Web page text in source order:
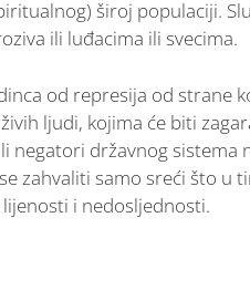
široj populaciji.
ili luđacima ili svecima.
od represija od strane
ljudi, kojima će biti
negatori državnog sistema
zahvaliti samo sreći što u
i nedosljednosti.